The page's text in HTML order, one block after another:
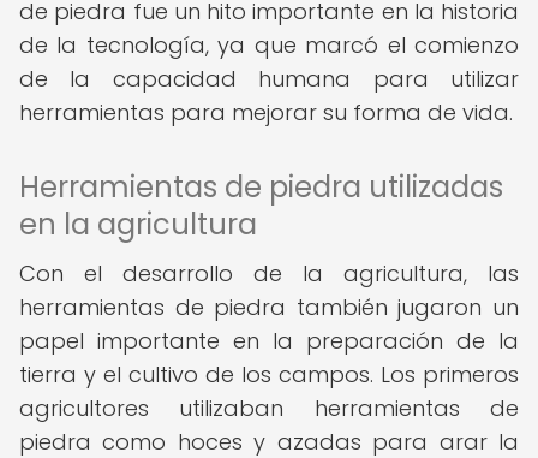
de piedra fue un hito importante en la historia
de la tecnología, ya que marcó el comienzo
de la capacidad humana para utilizar
herramientas para mejorar su forma de vida.
Herramientas de piedra utilizadas
en la agricultura
Con el desarrollo de la agricultura, las
herramientas de piedra también jugaron un
papel importante en la preparación de la
tierra y el cultivo de los campos. Los primeros
agricultores utilizaban herramientas de
piedra como hoces y azadas para arar la